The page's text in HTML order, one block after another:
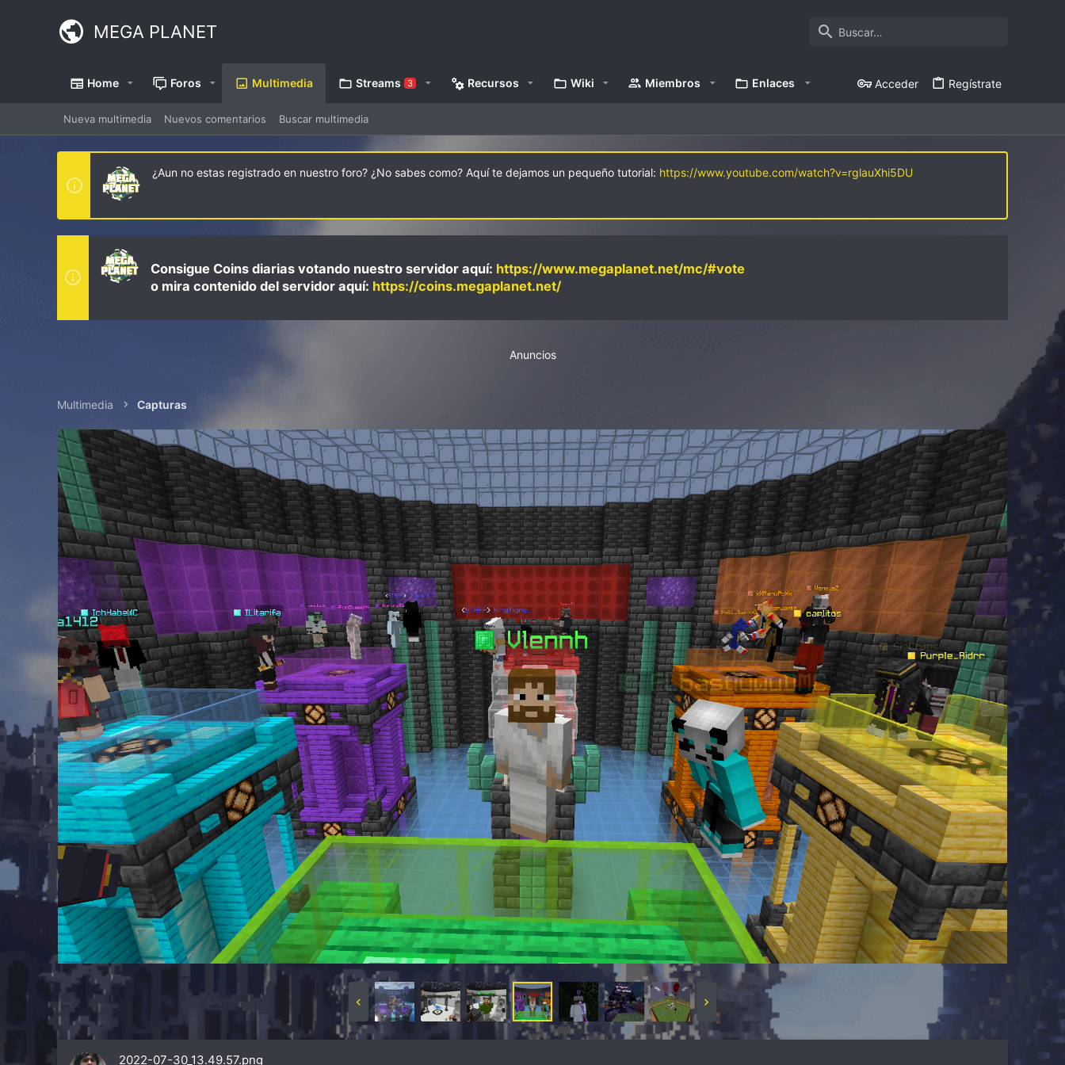
MEGA PLANET
Home Foros Multimedia Streams 3 Recursos Wiki Miembros Enlaces Acceder Regístrate
Nueva multimedia Nuevos comentarios Buscar multimedia
¿Aun no estas registrado en nuestro foro? ¿No sabes como? Aquí te dejamos un pequeño tutorial: https://www.youtube.com/watch?v=rglauXhi5DU
Consigue Coins diarias votando nuestro servidor aquí: https://www.megaplanet.net/mc/#vote
o mira contenido del servidor aquí: https://coins.megaplanet.net/
Anuncios
Multimedia Capturas
2022-07-30_13.49.57.png